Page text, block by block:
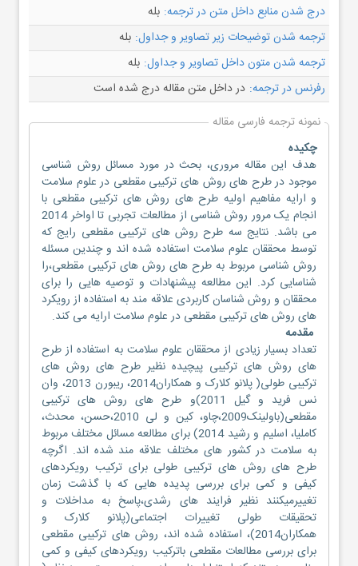
درج شدن منابع داخل متن در ترجمه: بله
ترجمه شدن توضیحات زیر تصاویر و جداول: بله
ترجمه شدن متون داخل تصاویر و جداول: بله
رفرنس در ترجمه: در داخل متن مقاله درج شده است
نمونه ترجمه فارسی مقاله
چکیده
هدف این مقاله مروری، بحث در مورد مسائل روش شناسی
موجود در طرح های روش های ترکیبی مقطعی در علوم سلامت
و ارایه مفاهیم اولیه طرح های روش های ترکیبی مقطعی با
انجام یک مرور روش شناسی از مطالعات تجربی تا اواخر 2014
می باشد. نتایج سه طرح روش های ترکیبی مقطعی رایج که
توسط محققان علوم سلامت استفاده شده اند و چندین مسئله
روش شناسی مربوط به طرح های روش های ترکیبی مقطعی،را
شناسایی کرد. این مطالعه پیشنهادات و توصیه هایی را برای
محققان و روش شناسان کاربردی علاقه مند به استفاده از رویکرد
های روش های ترکیبی مقطعی در علوم سلامت ارایه می کند.
مقدمه
تعداد بسیار زیادی از محققان علوم سلامت به استفاده از طرح
های روش های ترکیبی پیچیده نظیر طرح های روش های
ترکیبی طولی( پلانو کلارک و همکاران2014، ریبورن 2013، وان
نس فرید و گیل 2011)و طرح های روش های ترکیبی
مقطعی(باولینک2009،چاو، کین و لی 2010،حسن، محدث،
کاملیا، اسلیم و رشید 2014) برای مطالعه مسائل مختلف مربوط
به سلامت در کشور های مختلف علاقه مند شده اند. اگرچه
طرح های روش های ترکیبی طولی برای ترکیب رویکردهای
کیفی و کمی برای بررسی پدیده هایی که با گذشت زمان
تغییرمیکنند نظیر فرایند های رشدی،پاسخ به مداخلات و
تحقیقات طولی تغییرات اجتماعی(پلانو کلارک و
همکاران2014)، استفاده شده اند، روش های ترکیبی مقطعی
برای بررسی مطالعات مقطعی باترکیب رویکردهای کیفی و کمی